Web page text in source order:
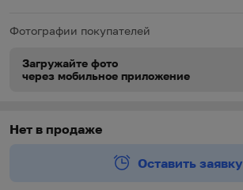
Фотографии покупателей
Загружайте фото
через мобильное приложение
Нет в продаже
Оставить заявку